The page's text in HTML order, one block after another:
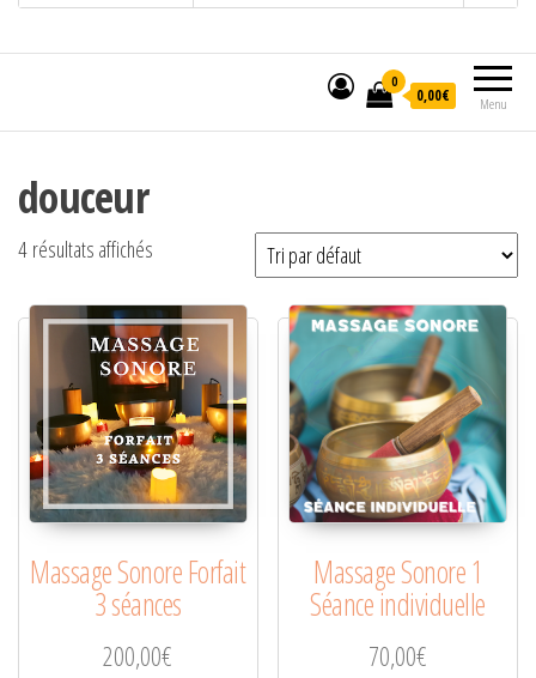
Menu
0
0,00€
douceur
4 résultats affichés
Massage Sonore Forfait
3 séances
200,00€
Massage Sonore 1
Séance individuelle
70,00€